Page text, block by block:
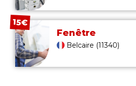
Fenêtre
Belcaire (11340)
15€